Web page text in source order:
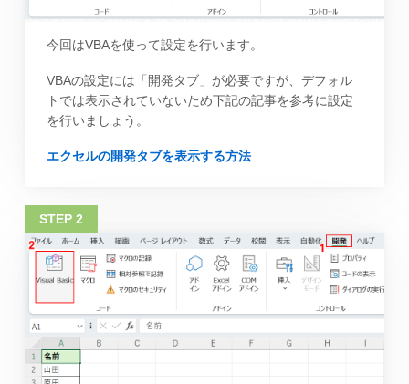
今回はVBAを使って設定を行います。
VBAの設定には「開発タブ」が必要ですが、デフォル
トでは表示されていないため下記の記事を参考に設定
を行いましょう。
エクセルの開発タブを表示する方法